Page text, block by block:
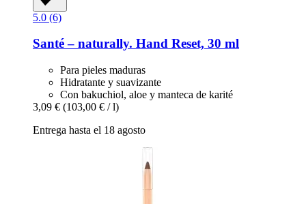
5.0 (6)
Santé – naturally. Hand Reset, 30 ml
Para pieles maduras
Hidratante y suavizante
Con bakuchiol, aloe y manteca de karité
3,09 € (103,00 € / l)
Entrega hasta el 18 agosto